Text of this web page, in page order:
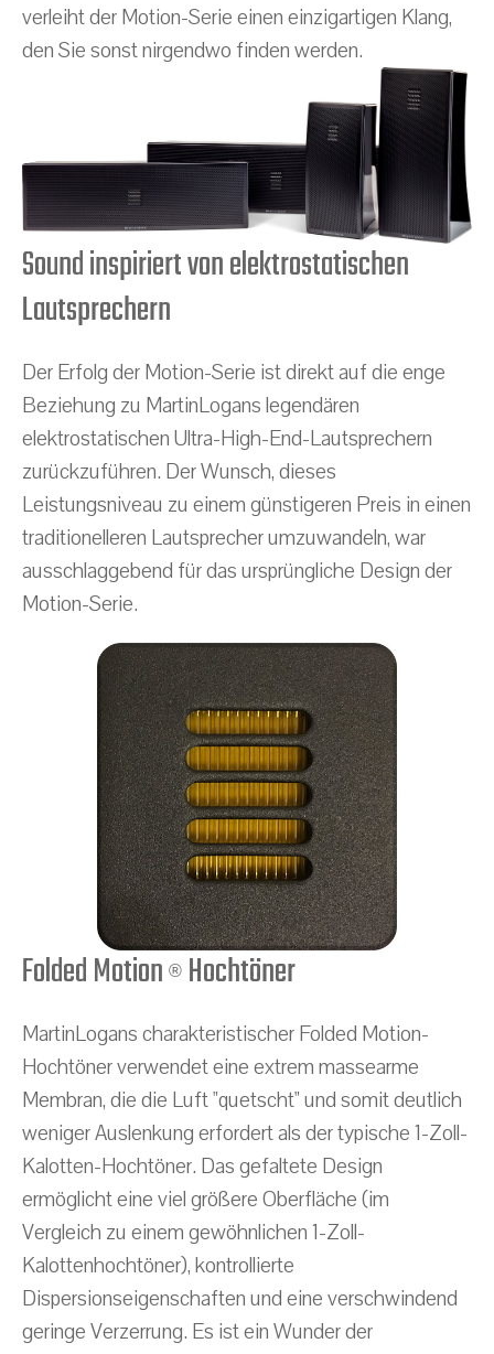
verleiht der Motion-Serie einen einzigartigen Klang,
den Sie sonst nirgendwo finden werden.
Sound inspiriert von elektrostatischen
Lautsprechern
Der Erfolg der Motion-Serie ist direkt auf die enge
Beziehung zu MartinLogans legendären
elektrostatischen Ultra-High-End-Lautsprechern
zurückzuführen. Der Wunsch, dieses
Leistungsniveau zu einem günstigeren Preis in einen
traditionelleren Lautsprecher umzuwandeln, war
ausschlaggebend für das ursprüngliche Design der
Motion-Serie.
Folded Motion ® Hochtöner
MartinLogans charakteristischer Folded Motion-
Hochtöner verwendet eine extrem massearme
Membran, die die Luft "quetscht" und somit deutlich
weniger Auslenkung erfordert als der typische 1-Zoll-
Kalotten-Hochtöner. Das gefaltete Design
ermöglicht eine viel größere Oberfläche (im
Vergleich zu einem gewöhnlichen 1-Zoll-
Kalottenhochtöner), kontrollierte
Dispersionseigenschaften und eine verschwindend
geringe Verzerrung. Es ist ein Wunder der